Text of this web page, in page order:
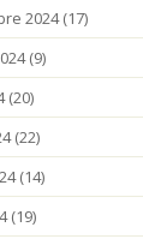
2024(17)
(9)
(20)
(22)
(14)
(19)